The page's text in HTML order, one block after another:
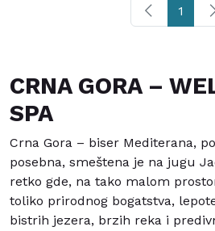
1
CRNA GORA –
SPA
Crna Gora – biser Mediterana,
posebna, smeštena je na jugu
retko gde, na tako malom
toliko prirodnog bogatstva,
bistrih jezera, brzih reka i